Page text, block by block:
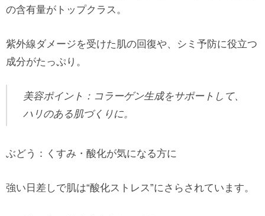
の含有量がトップクラス。
紫外線ダメージを受けた肌の回復や、シミ予防に役立つ
成分がたっぷり。
美容ポイント：コラーゲン生成をサポートして、
ハリのある肌づくりに。
ぶどう：くすみ・酸化が気になる方に
強い日差しで肌は“酸化ストレス”にさらされています。